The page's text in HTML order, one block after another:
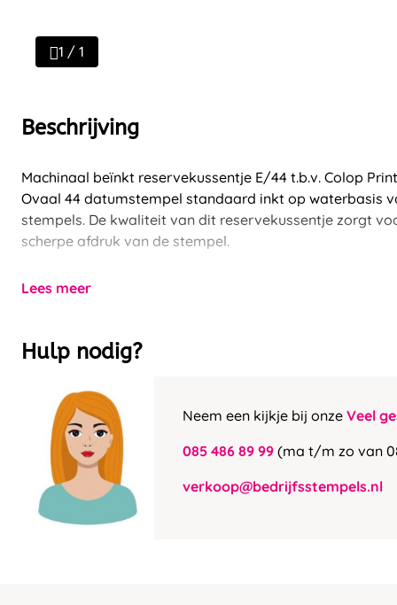
1 / 1
Beschrijving
Machinaal beïnkt reservekussentje E/44 t.b.v. Colop
Ovaal 44 datumstempel standaard inkt op waterbasis
stempels. De kwaliteit van dit reservekussentje zorgt
scherpe afdruk van de stempel.
Lees meer
Hulp nodig?
Neem een kijkje bij onze Veel
085 486 89 99 (ma t/m zo van
verkoop@bedrijfsstempels.nl